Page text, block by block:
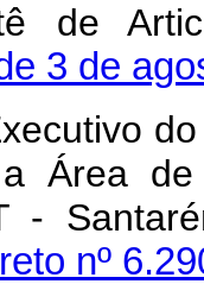
de
3 de
Área
-
nº